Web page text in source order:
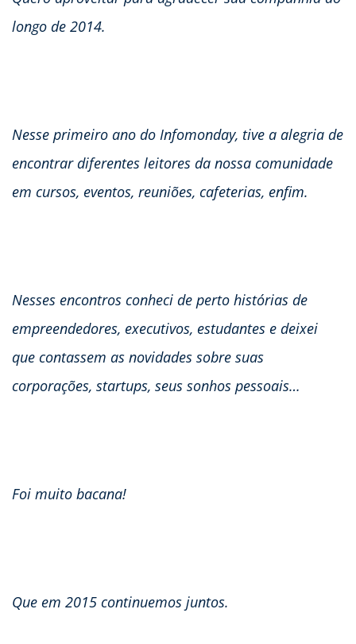
longo de 2014.
Nesse primeiro ano do Infomonday, tive a alegria de
encontrar diferentes leitores da nossa comunidade
em cursos, eventos, reuniões, cafeterias, enfim.
Nesses encontros conheci de perto histórias de
empreendedores, executivos, estudantes e deixei
que contassem as novidades sobre suas
corporações, startups, seus sonhos pessoais…
Foi muito bacana!
Que em 2015 continuemos juntos.